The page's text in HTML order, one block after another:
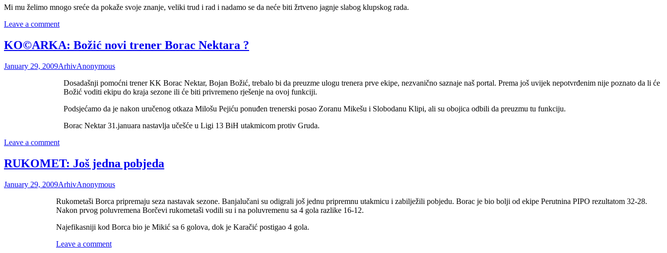
Mi mu želimo mnogo sreće da pokaže svoje znanje, veliki trud i rad i nadamo se da neće biti žrtveno jagnje slabog klupskog rada.
Leave a comment
KO©ARKA: Božić novi trener Borac Nektara ?
January 29, 2009ArhivAnonymous
Dosadašnji pomoćni trener KK Borac Nektar, Bojan Božić, trebalo bi da preuzme ulogu trenera prve ekipe, nezvanično saznaje naš portal. Prema još uvijek nepotvrđenim nije poznato da li će
Božić voditi ekipu do kraja sezone ili će biti privremeno rješenje na ovoj funkciji.
Podsjećamo da je nakon uručenog otkaza Milošu Pejiću ponuđen trenerski posao Zoranu Mikešu i Slobodanu Klipi, ali su obojica odbili da preuzmu tu funkciju.
Borac Nektar 31.januara nastavlja učešće u Ligi 13 BiH utakmicom protiv Gruda.
Leave a comment
RUKOMET: Još jedna pobjeda
January 29, 2009ArhivAnonymous
Rukometaši Borca pripremaju seza nastavak sezone. Banjalučani su odigrali još jednu pripremnu utakmicu i zabilježili pobjedu. Borac je bio bolji od ekipe Perutnina PIPO rezultatom 32-28.
Nakon prvog poluvremena Borčevi rukometaši vodili su i na poluvremenu sa 4 gola razlike 16-12.
Najefikasniji kod Borca bio je Mikić sa 6 golova, dok je Karačić postigao 4 gola.
Leave a comment